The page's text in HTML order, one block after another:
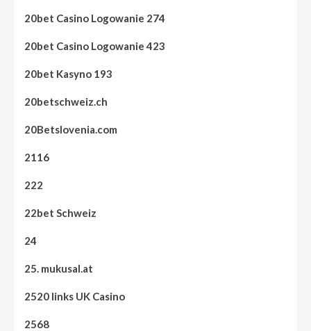
20bet Casino Logowanie 274
20bet Casino Logowanie 423
20bet Kasyno 193
20betschweiz.ch
20Betslovenia.com
2116
222
22bet Schweiz
24
25. mukusal.at
2520 links UK Casino
2568